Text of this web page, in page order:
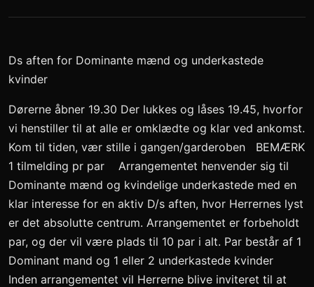
Ds aften for Dominante mænd og underkastede
kvinder
Dørerne åbner 19.30 Der lukkes og låses 19.45, hvorfor
vi henstiller til at alle er omklædte og klar ved ankomst.
Kom til tiden, vær stille i gangen/garderoben BEMÆRK
1 tilmelding pr par Arrangementet henvender sig til
Dominante mænd og kvindelige underkastede med en
klar interesse for en aktiv D/s aften, hvor Herrernes lyst
er det absolutte centrum. Arrangementet er forbeholdt
par, og der vil være plads til 10 par i alt. Par består af 1
Dominant mand og 1 eller 2 underkastede kvinder
Inden arrangementet vil Herrerne blive inviteret til at